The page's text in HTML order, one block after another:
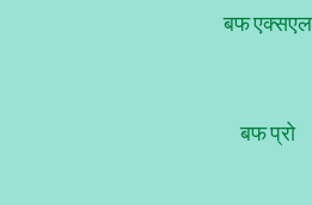
बफ एक्सएल
बफ प्रो